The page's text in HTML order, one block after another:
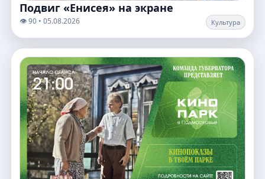
Подвиг «Енисея» на экране
👁️ 90 • 05.08.2026 Культура